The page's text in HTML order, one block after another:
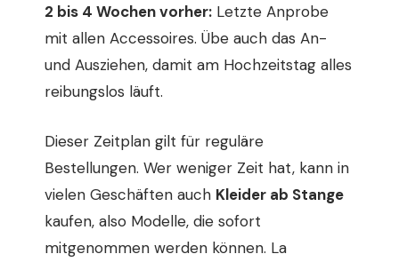
2 bis 4 Wochen vorher: Letzte Anprobe
mit allen Accessoires. Übe auch das An-
und Ausziehen, damit am Hochzeitstag alles
reibungslos läuft.
Dieser Zeitplan gilt für reguläre
Bestellungen. Wer weniger Zeit hat, kann in
vielen Geschäften auch Kleider ab Stange
kaufen, also Modelle, die sofort
mitgenommen werden können. La